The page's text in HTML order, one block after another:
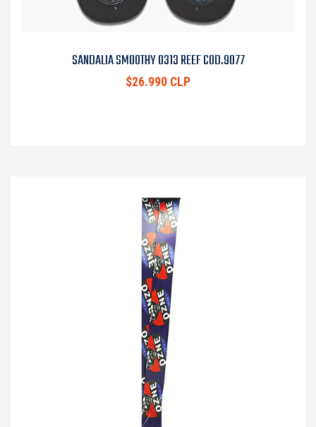
SANDALIA SMOOTHY 0313 REEF COD.9077
$26.990 CLP